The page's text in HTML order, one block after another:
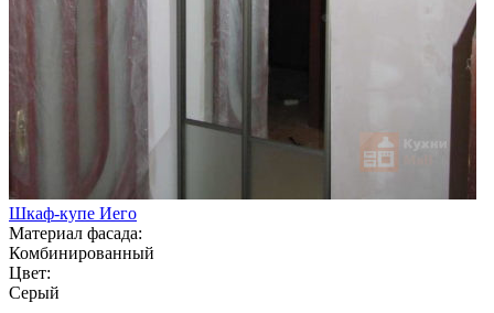
Шкаф-купе Иего
Материал фасада:
Комбинированный
Цвет:
Серый